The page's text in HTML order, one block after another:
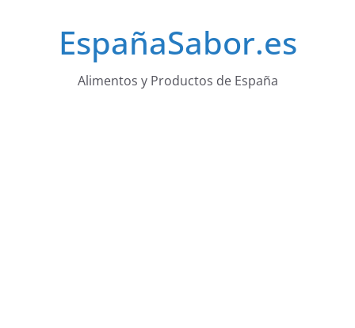
EspañaSabor.es
Alimentos y Productos de España